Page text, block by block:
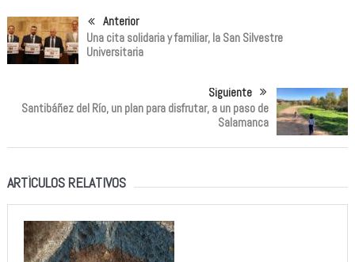
Anterior
Una cita solidaria y familiar, la San Silvestre
Universitaria
Siguiente
Santibáñez del Río, un plan para disfrutar, a un paso de
Salamanca
ARTÍCULOS RELATIVOS